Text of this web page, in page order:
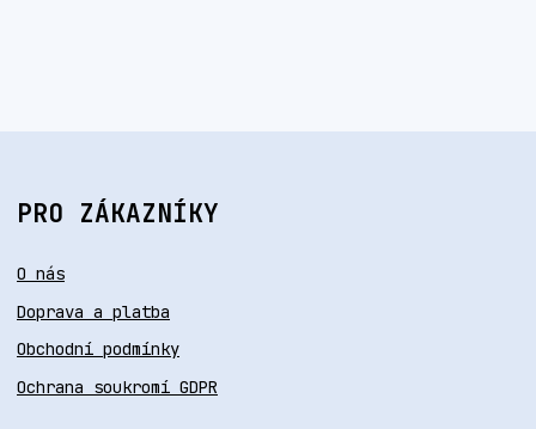
PRO ZÁKAZNÍKY
O nás
Doprava a platba
Obchodní podmínky
Ochrana soukromí GDPR